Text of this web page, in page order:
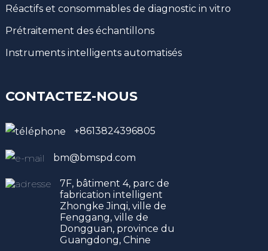
Réactifs et consommables de diagnostic in vitro
Prétraitement des échantillons
Instruments intelligents automatisés
CONTACTEZ-NOUS
+8613824396805
bm@bmspd.com
7F, bâtiment 4, parc de
fabrication intelligent
Zhongke Jinqi, ville de
Fenggang, ville de
Dongguan, province du
Guangdong, Chine